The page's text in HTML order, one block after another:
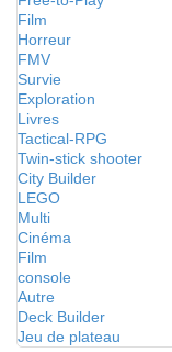
Film
Horreur
FMV
Survie
Exploration
Livres
Tactical-RPG
Twin-stick shooter
City Builder
LEGO
Multi
Cinéma
Film
console
Autre
Deck Builder
Jeu de plateau